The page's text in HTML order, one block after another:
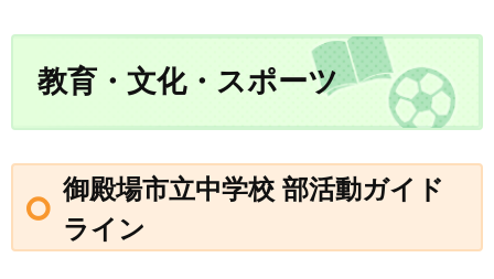
教育・文化・スポーツ
御殿場市立中学校 部活動ガイド
ライン